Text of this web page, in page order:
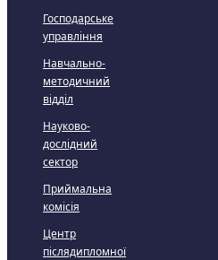
Господарське
управління
Навчально-
методичний
відділ
Науково-
дослідний
сектор
Приймальна
комісія
Центр
післядипломної